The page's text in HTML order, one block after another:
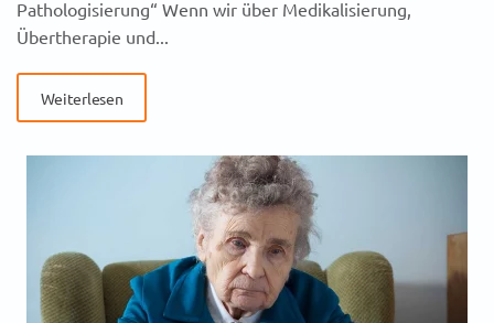
Pathologisierung“ Wenn wir über Medikalisierung,
Übertherapie und...
Weiterlesen